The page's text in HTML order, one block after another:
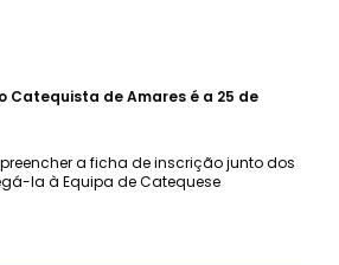
Catequista de Amares é a 25 de
a ficha de inscrição junto dos
la à Equipa de Catequese